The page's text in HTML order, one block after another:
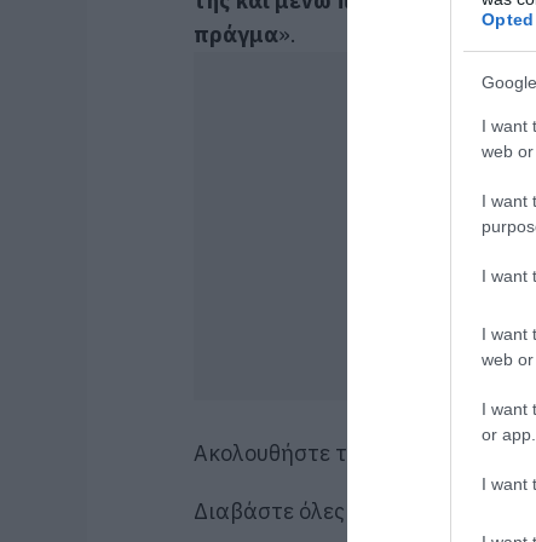
I want
web
I want
I want
I want
web
I want
or app.
I want
πράγμα».
Ακολουθήστε το evima.gr στο
Διαβάστε όλες τις